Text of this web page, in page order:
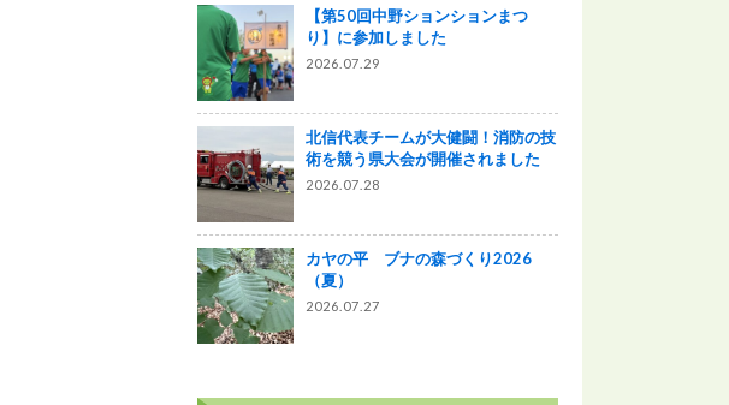
【第50回中野ションションまつ
り】に参加しました
2026.07.29
北信代表チームが大健闘！消防の技
術を競う県大会が開催されました
2026.07.28
カヤの平 ブナの森づくり2026
（夏）
2026.07.27